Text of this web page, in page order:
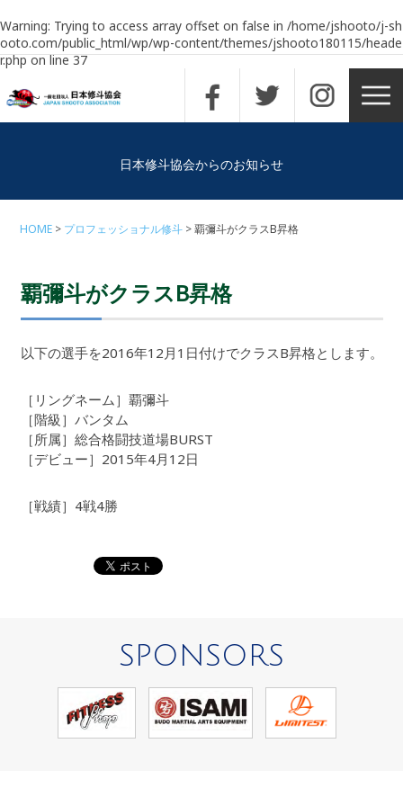
Warning: Trying to access array offset on false in /home/jshooto/j-sh
ooto.com/public_html/wp/wp-content/themes/jshooto180115/heade
r.phpon line37
日本修斗協会からのお知らせ
HOME プロフェッショナル修斗 覇彌斗がクラスB昇格
覇彌斗がクラスB昇格
以下の選手を2016年12月1日付けでクラスB昇格とします。
［リングネーム］覇彌斗
［階級］バンタム
［所属］総合格闘技道場BURST
［デビュー］2015年4月12日
［戦績］4戦4勝
SPONSORS